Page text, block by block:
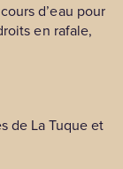
d’eau pour
en rafale,
de La Tuque et